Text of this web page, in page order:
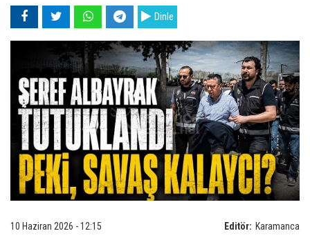
Dinle
Editör: Karamanca
10 Haziran 2026 - 12:15